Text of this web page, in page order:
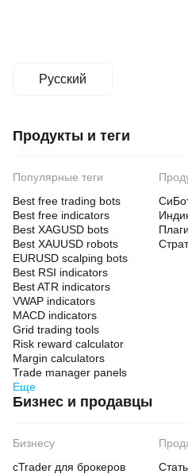
Русский
Продукты и теги
Популярные теги
Best free trading bots
Best free indicators
Best XAGUSD bots
Best XAUUSD robots
EURUSD scalping bots
Best RSI indicators
Best ATR indicators
VWAP indicators
MACD indicators
Grid trading tools
Risk reward calculator
Margin calculators
Trade manager panels
Еще
Бизнес и продавцы
Бизнесу
cTrader для брокеров